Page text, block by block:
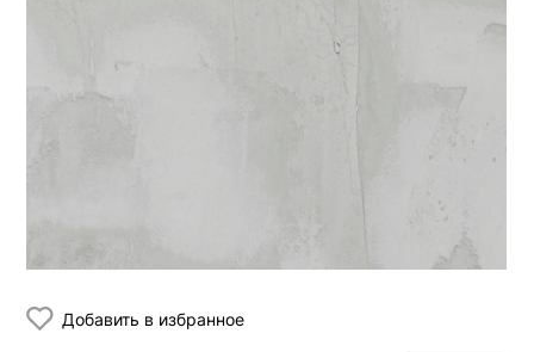
Добавить в избранное